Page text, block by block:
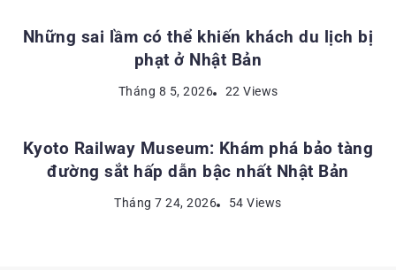
Những sai lầm có thể khiến khách du lịch bị
phạt ở Nhật Bản
Tháng 8 5, 2026 22 Views
ĐỊA ĐIỂM DU LỊCH NHẬT BẢN
Kyoto Railway Museum: Khám phá bảo tàng
đường sắt hấp dẫn bậc nhất Nhật Bản
Tháng 7 24, 2026 54 Views